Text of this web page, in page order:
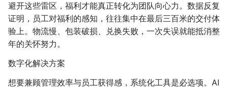
避开这些雷区，福利才能真正转化为团队向心力。数据反复
证明，员工对福利的感知，往往集中在最后三百米的交付体
验上。物流慢、包装破损、兑换失败，一次失误就能抵消整
年的关怀努力。
数字化解决方案
想要兼顾管理效率与员工获得感，系统化工具是必选项。AI